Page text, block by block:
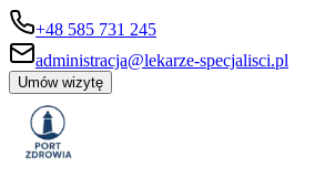
+48 585 731 245
administracja@lekarze-specjalisci.pl
Umów wizytę